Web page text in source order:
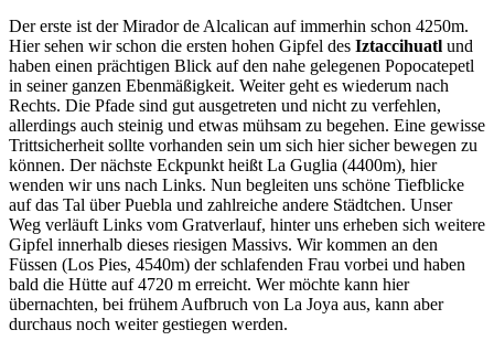
Der erste ist der Mirador de Alcalican auf immerhin schon 4250m.
Hier sehen wir schon die ersten hohen Gipfel des Iztaccihuatl und
haben einen prächtigen Blick auf den nahe gelegenen Popocatepetl
in seiner ganzen Ebenmäßigkeit. Weiter geht es wiederum nach
Rechts. Die Pfade sind gut ausgetreten und nicht zu verfehlen,
allerdings auch steinig und etwas mühsam zu begehen. Eine gewisse
Trittsicherheit sollte vorhanden sein um sich hier sicher bewegen zu
können. Der nächste Eckpunkt heißt La Guglia (4400m), hier
wenden wir uns nach Links. Nun begleiten uns schöne Tiefblicke
auf das Tal über Puebla und zahlreiche andere Städtchen. Unser
Weg verläuft Links vom Gratverlauf, hinter uns erheben sich weitere
Gipfel innerhalb dieses riesigen Massivs. Wir kommen an den
Füssen (Los Pies, 4540m) der schlafenden Frau vorbei und haben
bald die Hütte auf 4720 m erreicht. Wer möchte kann hier
übernachten, bei frühem Aufbruch von La Joya aus, kann aber
durchaus noch weiter gestiegen werden.